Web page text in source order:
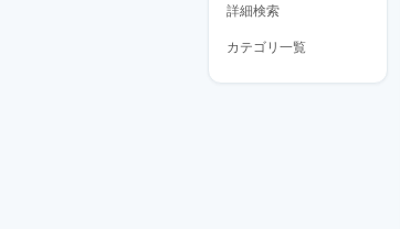
詳細検索
カテゴリ一覧